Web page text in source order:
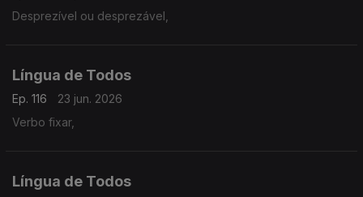
Desprezível ou desprezável,
Língua de Todos
Ep. 116
23 jun. 2026
Verbo fixar,
Língua de Todos